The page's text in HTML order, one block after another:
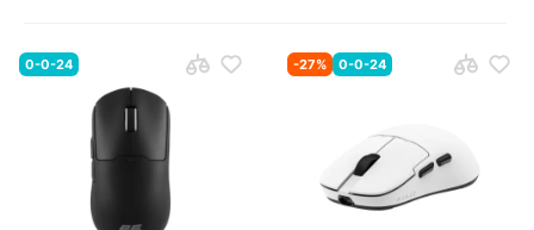
0-0-24 -27% 0-0-24